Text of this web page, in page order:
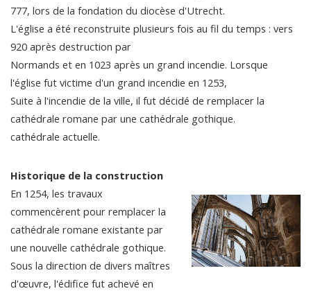
777, lors de la fondation du diocèse d'Utrecht.
L'église a été reconstruite plusieurs fois au fil du temps : vers
920 après destruction par
Normands et en 1023 après un grand incendie. Lorsque
l'église fut victime d'un grand incendie en 1253,
Suite à l'incendie de la ville, il fut décidé de remplacer la
cathédrale romane par une cathédrale gothique.
cathédrale actuelle.
Historique de la construction
En 1254, les travaux
commencèrent pour remplacer la
cathédrale romane existante par
une nouvelle cathédrale gothique.
Sous la direction de divers maîtres
d'œuvre, l'édifice fut achevé en